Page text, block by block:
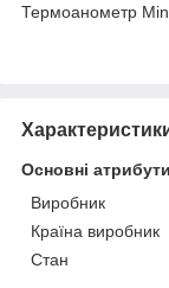
Термоанометр
Основні атрибути
Виробник
Країна виробник
Стан